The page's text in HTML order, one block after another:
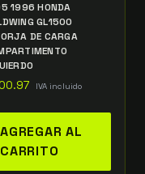
1996 HONDA
GL1500
DE CARGA
IVA incluido
AGREGAR AL
CARRITO